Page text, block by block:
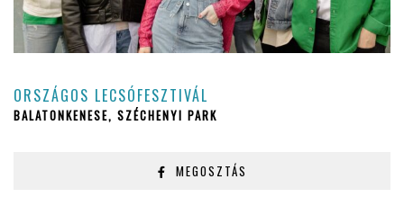
ORSZÁGOS LECSÓFESZTIVÁL
BALATONKENESE, SZÉCHENYI PARK
MEGOSZTÁS